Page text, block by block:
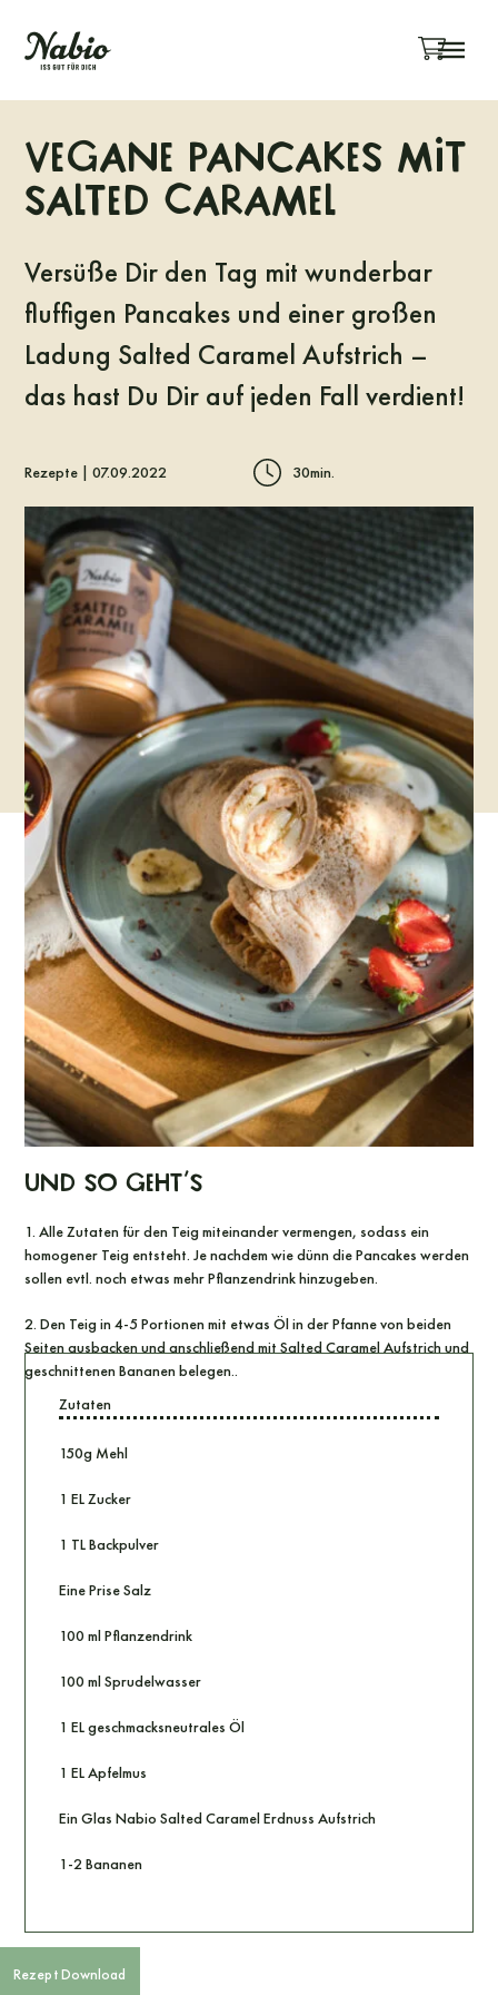
Zurück
Vegane Pancakes mit
Salted Caramel
Versüße Dir den Tag mit wunderbar
fluffigen Pancakes und einer großen
Ladung Salted Caramel Aufstrich –
das hast Du Dir auf jeden Fall verdient!
Rezepte | 07.09.2022 30min.
Und so geht’s
1. Alle Zutaten für den Teig miteinander vermengen, sodass ein
homogener Teig entsteht. Je nachdem wie dünn die Pancakes werden
sollen evtl. noch etwas mehr Pflanzendrink hinzugeben.
2. Den Teig in 4-5 Portionen mit etwas Öl in der Pfanne von beiden
Seiten ausbacken und anschließend mit Salted Caramel Aufstrichund
geschnittenen Bananen belegen..
Zutaten
150g Mehl
1 EL Zucker
1 TL Backpulver
Eine Prise Salz
100 ml Pflanzendrink
100 ml Sprudelwasser
1 EL geschmacksneutrales Öl
1 EL Apfelmus
Ein Glas Nabio Salted Caramel Erdnuss Aufstrich
1-2 Bananen
Rezept Download